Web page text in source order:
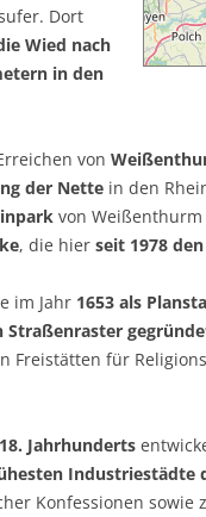
Dort
Wied nach
in den
von
der Nette in den
von Weißenthurm
, die hier seit 1978
im Jahr 1653 als
Straßenraster
Freistätten für
Jahrhunderts
Industriestädte
Konfessionen sowie